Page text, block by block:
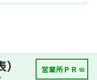
営業所ＰＲ